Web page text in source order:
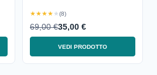
★★★★★(8)
69,00 €35,00 €
VEDI PRODOTTO